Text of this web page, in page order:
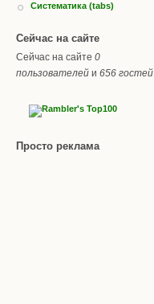
Систематика (tabs)
Сейчас на сайте
Сейчас на сайте 0
пользователей и 656 гостей
Просто реклама